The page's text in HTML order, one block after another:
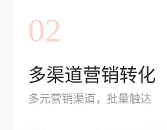
02
多渠道营销转化
多元营销渠道，批量触达